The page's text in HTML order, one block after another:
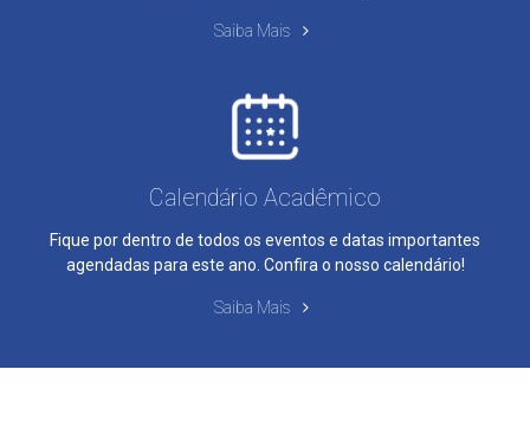
Saiba Mais
Calendário Acadêmico
Fique por dentro de todos os eventos e datas importantes
agendadas para este ano. Confira o nosso calendário!
Saiba Mais